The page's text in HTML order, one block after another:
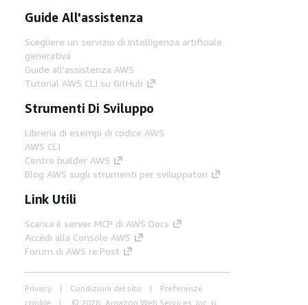
Guide All'assistenza
Scegliere un servizio di intelligenza artificiale
generativa
Guide all'assistenza AWS
Tutorial AWS CLI su GitHub
Strumenti Di Sviluppo
Libreria di esempi di codice AWS
AWS CLI
Centro builder AWS
Blog AWS sugli strumenti per sviluppatori
Link Utili
Scarica il server MCP di AWS Docs
Accedi alla Console AWS
Forum di AWS re:Post
Privacy Condizioni del sito
Preferenze
cookie
© 2026, Amazon Web Services, Inc. o